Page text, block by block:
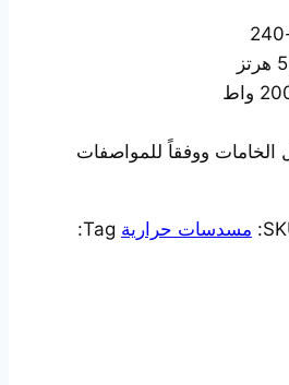
ووفقاً للمواصفات
مسدسات حرارية Tag: